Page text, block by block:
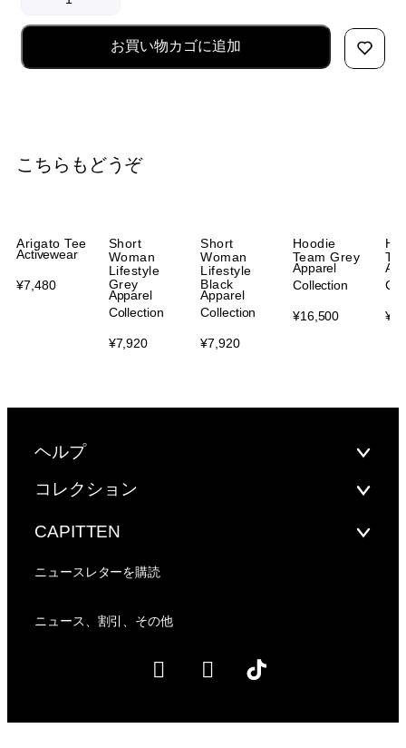
お買い物カゴに追加
こちらもどうぞ
Activewear
Arigato Tee
¥7,480
Apparel
Collection
Short
Woman
Lifestyle
Grey
¥7,920
Apparel
Collection
Short
Woman
Lifestyle
Black
¥7,920
Apparel
Collection
Hoodie
Team Grey
¥16,500 ¥
ヘルプ
コレクション
CAPITTEN
ニュースレターを購読
ニュース、割引、その他